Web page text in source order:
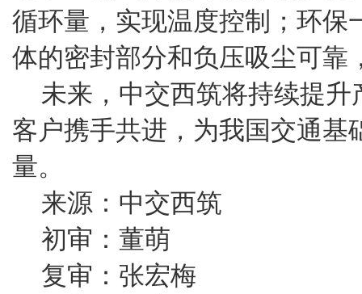
循环量，实现温度控制；环保
体的密封部分和负压吸尘可靠
未来，中交西筑将持续提
客户携手共进，为我国交通基
量。
来源：中交西筑
初审：董萌
复审：张宏梅